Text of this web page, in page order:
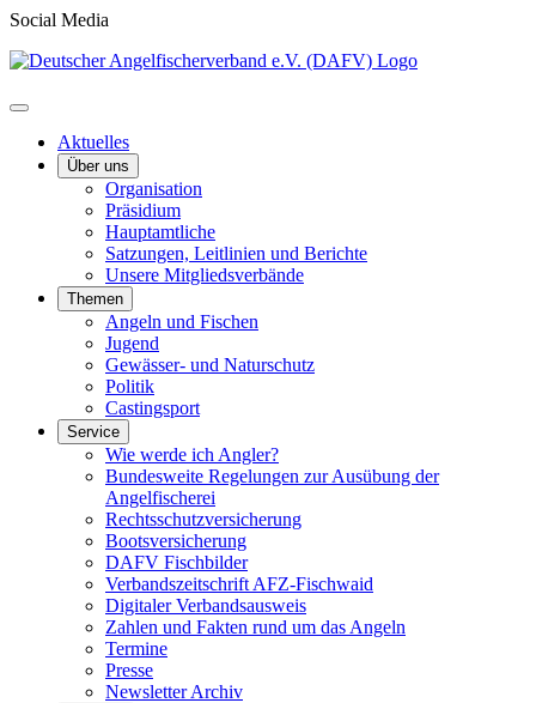
Social Media
Aktuelles
Über uns
Organisation
Präsidium
Hauptamtliche
Satzungen, Leitlinien und Berichte
Unsere Mitgliedsverbände
Themen
Angeln und Fischen
Jugend
Gewässer- und Naturschutz
Politik
Castingsport
Service
Wie werde ich Angler?
Bundesweite Regelungen zur Ausübung der
Angelfischerei
Rechtsschutzversicherung
Bootsversicherung
DAFV Fischbilder
Verbandszeitschrift AFZ-Fischwaid
Digitaler Verbandsausweis
Zahlen und Fakten rund um das Angeln
Termine
Presse
Newsletter Archiv